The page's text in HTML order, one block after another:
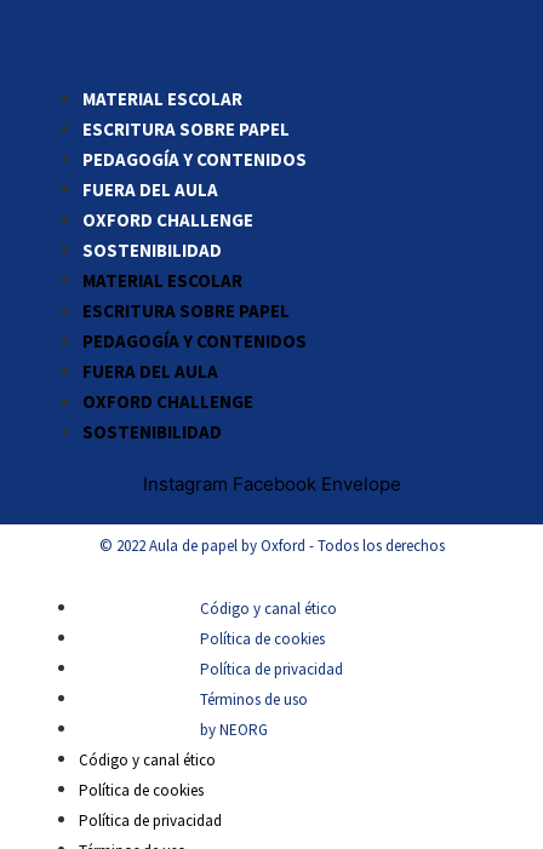
MATERIAL ESCOLAR
ESCRITURA SOBRE PAPEL
PEDAGOGÍA Y CONTENIDOS
FUERA DEL AULA
OXFORD CHALLENGE
SOSTENIBILIDAD
MATERIAL ESCOLAR
ESCRITURA SOBRE PAPEL
PEDAGOGÍA Y CONTENIDOS
FUERA DEL AULA
OXFORD CHALLENGE
SOSTENIBILIDAD
Instagram Facebook Envelope
© 2022 Aula de papel by Oxford - Todos los derechos
Código y canal ético
Política de cookies
Política de privacidad
Términos de uso
by NEORG
Código y canal ético
Política de cookies
Política de privacidad